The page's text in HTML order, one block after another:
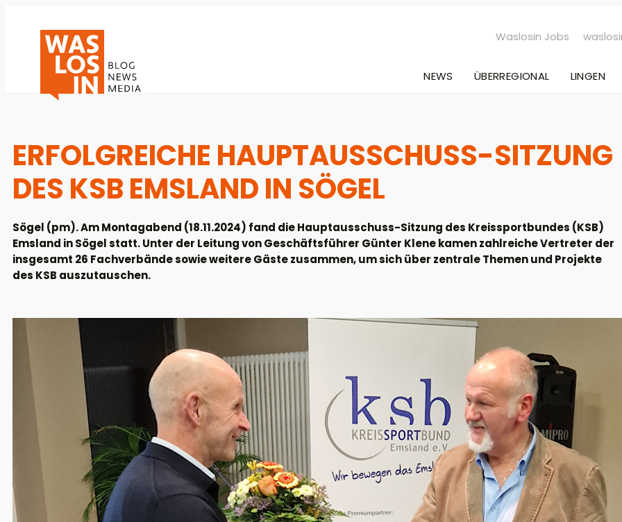
Waslosin Jobs
NEWS ÜBERREGIONAL LINGEN
ERFOLGREICHE HAUPTAUSSCHUSS-SITZUNG
DES KSB EMSLAND IN SÖGEL
Sögel (pm). Am Montagabend (18.11.2024) fand die Hauptausschuss-Sitzung des Kreissportbundes (KSB)
Emsland in Sögel statt. Unter der Leitung von Geschäftsführer Günter Klene kamen zahlreiche Vertreter der
insgesamt 26 Fachverbände sowie weitere Gäste zusammen, um sich über zentrale Themen und Projekte
des KSB auszutauschen.